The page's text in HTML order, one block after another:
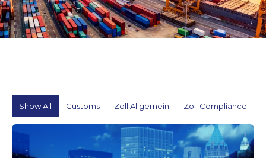
Show All Customs Zoll Allgemein Zoll Compliance